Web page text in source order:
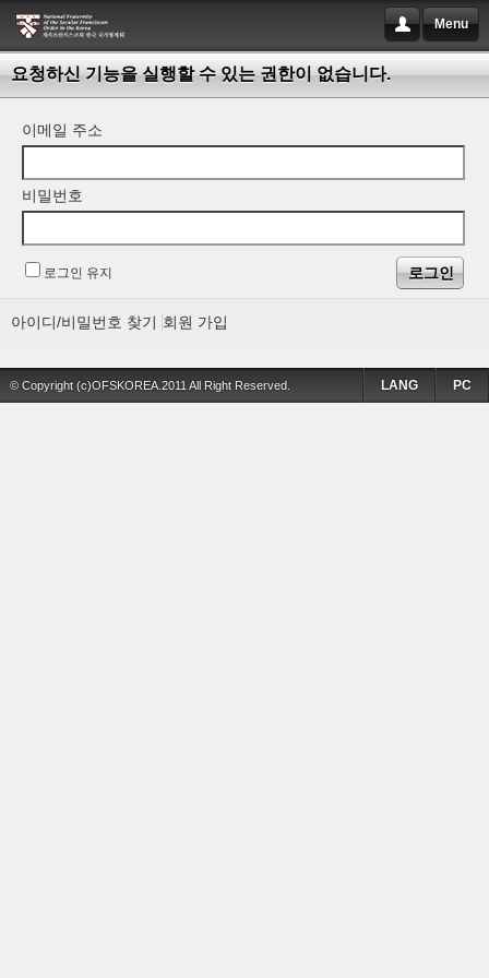
Menu
요청하신 기능을 실행할 수 있는 권한이 없습니다.
이메일 주소
비밀번호
로그인 유지
아이디/비밀번호 찾기 회원 가입
© Copyright (c)OFSKOREA.2011 All Right Reserved. PC
LANG